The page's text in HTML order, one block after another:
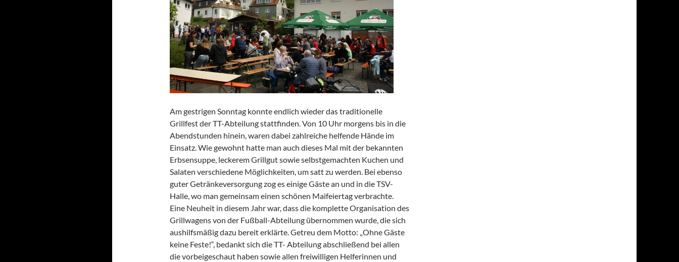
Am gestrigen Sonntag konnte endlich wieder das traditionelle
Grillfest der TT-Abteilung stattfinden. Von 10 Uhr morgens bis in die
Abendstunden hinein, waren dabei zahlreiche helfende Hände im
Einsatz. Wie gewohnt hatte man auch dieses Mal mit der bekannten
Erbsensuppe, leckerem Grillgut sowie selbstgemachten Kuchen und
Salaten verschiedene Möglichkeiten, um satt zu werden. Bei ebenso
guter Getränkeversorgung zog es einige Gäste an und in die TSV-
Halle, wo man gemeinsam einen schönen Maifeiertag verbrachte.
Eine Neuheit in diesem Jahr war, dass die komplette Organisation des
Grillwagens von der Fußball-Abteilung übernommen wurde, die sich
aushilfsmäßig dazu bereit erklärte. Getreu dem Motto: „Ohne Gäste
keine Feste!“, bedankt sich die TT- Abteilung abschließend bei allen
die vorbeigeschaut haben sowie allen freiwilligen Helferinnen und